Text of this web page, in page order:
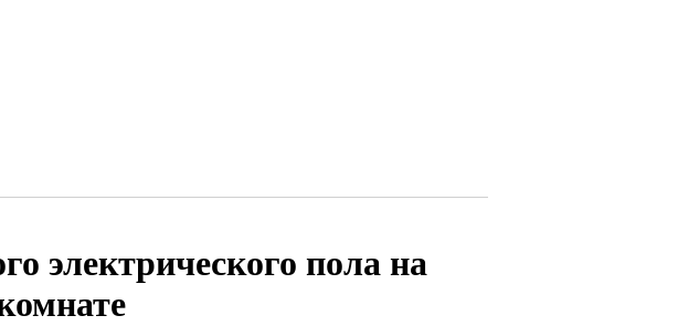
электрического пола на